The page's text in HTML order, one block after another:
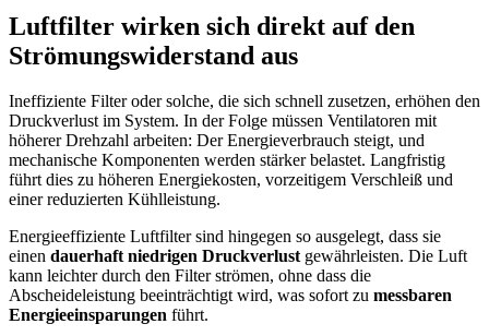
Luftfilter wirken sich direkt auf den
Strömungswiderstand aus
Ineffiziente Filter oder solche, die sich schnell zusetzen, erhöhen den
Druckverlust im System. In der Folge müssen Ventilatoren mit
höherer Drehzahl arbeiten: Der Energieverbrauch steigt, und
mechanische Komponenten werden stärker belastet. Langfristig
führt dies zu höheren Energiekosten, vorzeitigem Verschleiß und
einer reduzierten Kühlleistung.
Energieeffiziente Luftfilter sind hingegen so ausgelegt, dass sie
einen dauerhaft niedrigen Druckverlustgewährleisten. Die Luft
kann leichter durch den Filter strömen, ohne dass die
Abscheideleistung beeinträchtigt wird, was sofort zu messbaren
Energieeinsparungen führt.